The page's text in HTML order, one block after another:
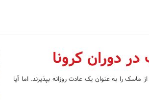
دوران کرونا
ماسک را به عنوان یک عادت روزانه بپذیرند. اما آیا